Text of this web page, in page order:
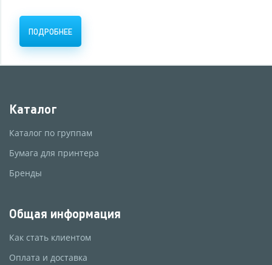
ПОДРОБНЕЕ
Каталог
Каталог по группам
Бумага для принтера
Бренды
Общая информация
Как стать клиентом
Оплата и доставка